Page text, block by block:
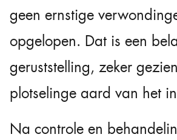
geen ernstige
opgelopen. Dat is een
geruststelling, zeker
plotselinge aard van het
Na controle en